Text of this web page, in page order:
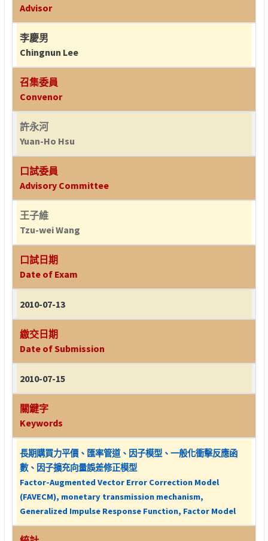
Advisor
李慶男
Chingnun Lee
召集委員
Convenor
許永河
Yuan-Ho Hsu
口試委員
Advisory Committee
王子維
Tzu-wei Wang
口試日期
Date of Exam
2010-07-13
繳交日期
Date of Submission
2010-07-15
關鍵字
Keywords
長期購買力平價、匯率管道、因子模型、一般化衝擊反應函
數、因子擴充向量誤差修正模型
Factor-Augmented Vector Error Correction Model
(FAVECM), monetary transmission mechanism,
Generalized Impulse Response Function, Factor Model